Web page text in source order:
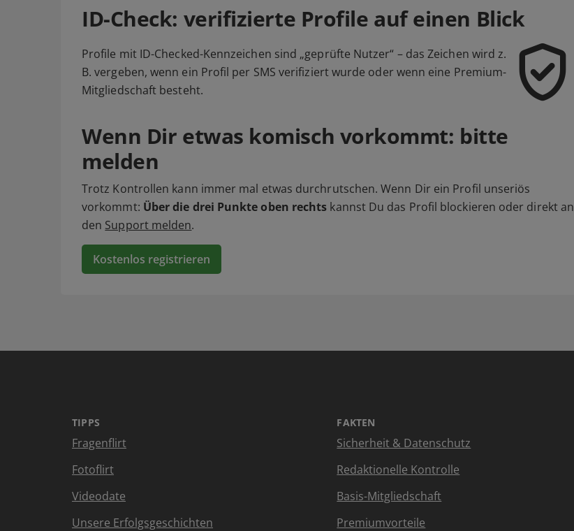
ID-Check: verifizierte Profile auf einen Blick
Profile mit ID-Checked-Kennzeichen sind „geprüfte Nutzer“ – das Zeichen wird z.
B. vergeben, wenn ein Profil per SMS verifiziert wurde oder wenn eine Premium-
Mitgliedschaft besteht.
Wenn Dir etwas komisch vorkommt: bitte
melden
Trotz Kontrollen kann immer mal etwas durchrutschen. Wenn Dir ein Profil unseriös
vorkommt: Über die drei Punkte oben rechts kannst Du das Profil blockieren oder direkt an
den Support melden.
Kostenlos registrieren
TIPPS
Fragenflirt
Fotoflirt
Videodate
Unsere Erfolgsgeschichten
FAKTEN
Sicherheit & Datenschutz
Redaktionelle Kontrolle
Basis-Mitgliedschaft
Premiumvorteile